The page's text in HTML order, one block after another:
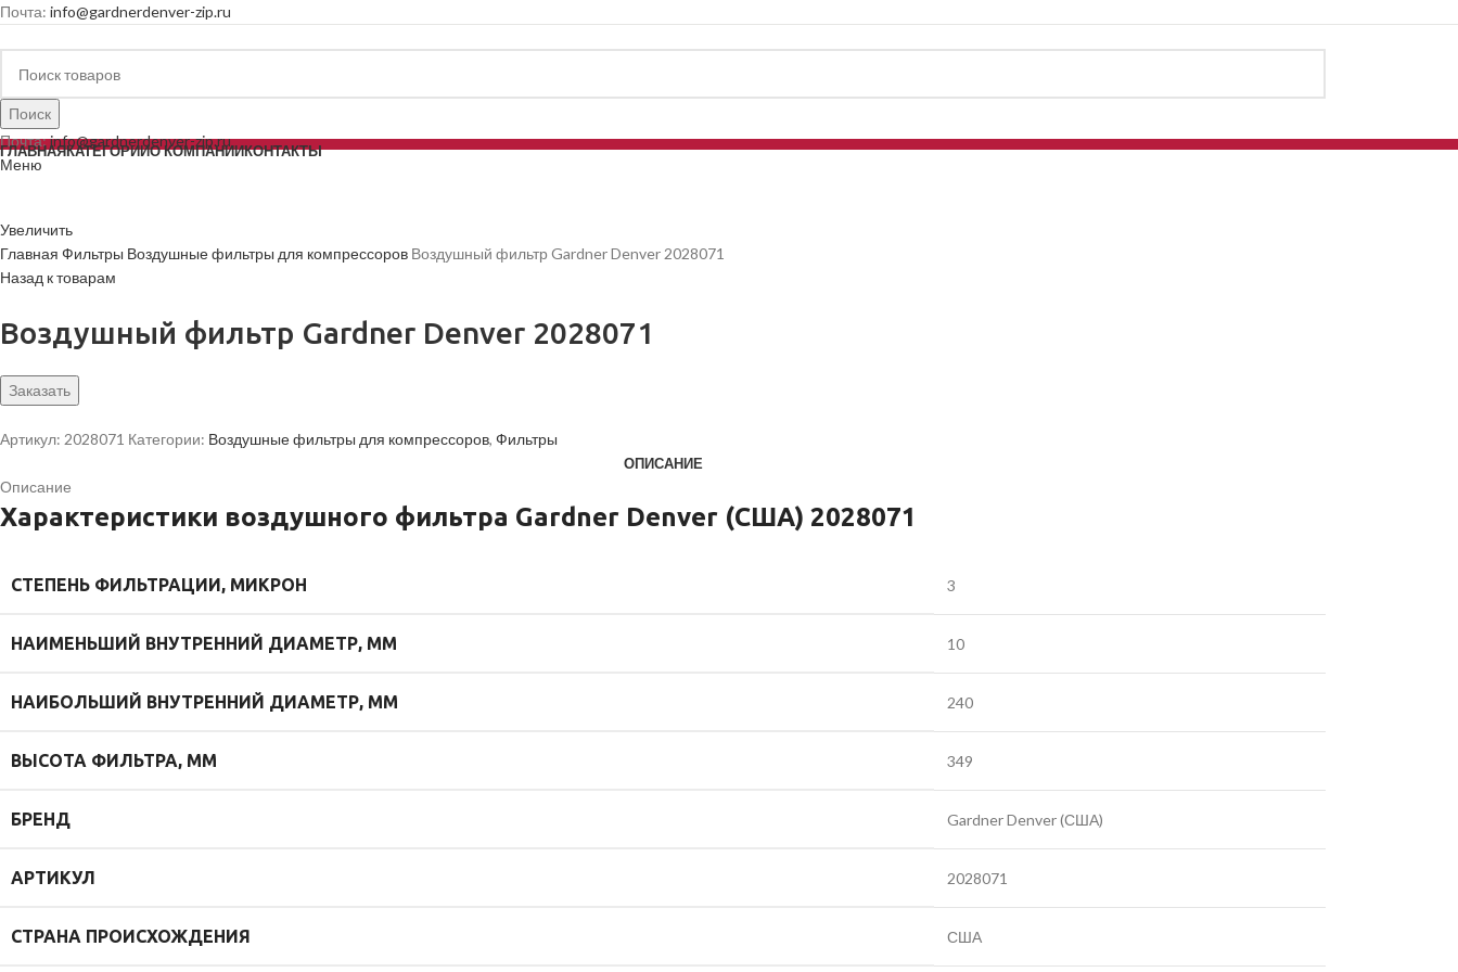
Почта: info@gardnerdenver-zip.ru
Поиск
Почта:info@gardnerdenver-zip.ru
Меню
ГЛАВНАЯКАТЕГОРИИО КОМПАНИИКОНТАКТЫ
Увеличить
Главная Фильтры Воздушные фильтры для компрессоров Воздушный фильтр Gardner Denver 2028071
Назад к товарам
Воздушный фильтр Gardner Denver 2028071
Заказать
Артикул: 2028071 Категории: Воздушные фильтры для компрессоров, Фильтры
ОПИСАНИЕ
Описание
Характеристики воздушного фильтра Gardner Denver (США) 2028071
СТЕПЕНЬ ФИЛЬТРАЦИИ, МИКРОН 3
НАИМЕНЬШИЙ ВНУТРЕННИЙ ДИАМЕТР, ММ 10
НАИБОЛЬШИЙ ВНУТРЕННИЙ ДИАМЕТР, ММ 240
ВЫСОТА ФИЛЬТРА, ММ 349
БРЕНД Gardner Denver (США)
АРТИКУЛ 2028071
СТРАНА ПРОИСХОЖДЕНИЯ США